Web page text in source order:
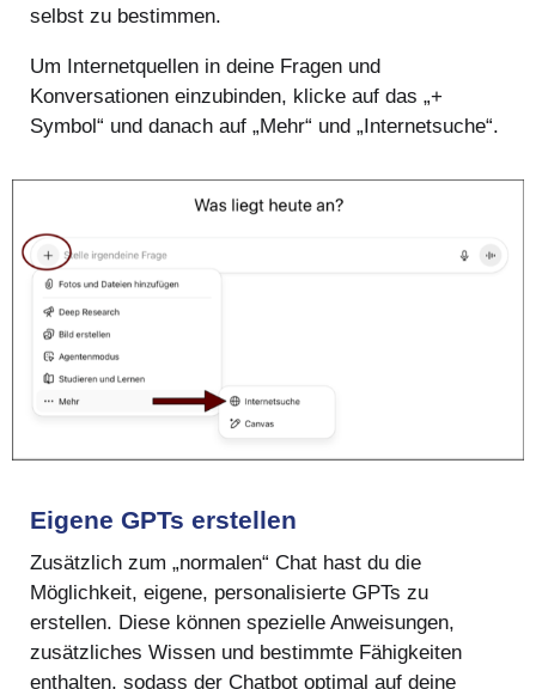
selbst zu bestimmen.
Um Internetquellen in deine Fragen und
Konversationen einzubinden, klicke auf das „+
Symbol“ und danach auf „Mehr“ und „Internetsuche“.
Eigene GPTs erstellen
Zusätzlich zum „normalen“ Chat hast du die
Möglichkeit, eigene, personalisierte GPTs zu
erstellen. Diese können spezielle Anweisungen,
zusätzliches Wissen und bestimmte Fähigkeiten
enthalten, sodass der Chatbot optimal auf deine